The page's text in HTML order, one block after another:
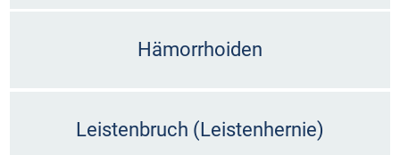
Hämorrhoiden
Leistenbruch (Leistenhernie)